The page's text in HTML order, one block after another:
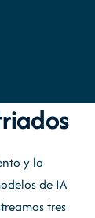
y la
de IA
tres